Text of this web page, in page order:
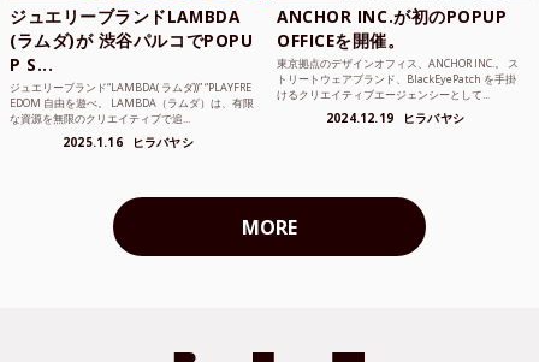
ジュエリーブランドLAMBDA
(ラムダ)が 渋谷パルコでPOPU
P S...
ジュエリーブランド“LAMBDA( ラムダ))” “PLAYFRE
EDOM 自由を遊べ。 LAMBDA（ラムダ）は、有限
な資源を無限のクリエイティブで追...
2025.1.16 ヒラバヤシ
ANCHOR INC.が初のPOPUP
OFFICEを開催。
東京拠点のデザインオフィス、ANCHOR INC.。 ス
トリートウェアブランド、BlackEyePatch を手掛
けるクリエイティブエージェンシーとして...
2024.12.19 ヒラバヤシ
MORE